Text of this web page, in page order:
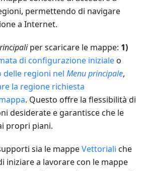
permettendo di navigare
a Internet.
per scaricare le mappe: 1)
di configurazione inizialeo
delle regioni nel Menu principale,
la regione richiesta
. Questo offre la flessibilità di
desiderate e garantisce che le
propri piani.
sia le mappeVettoriali che
iniziare a lavorare con le mappe